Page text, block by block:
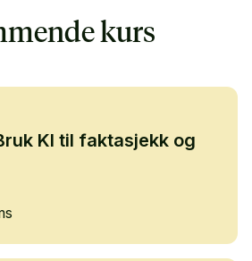
kurs
KI til faktasjekk og